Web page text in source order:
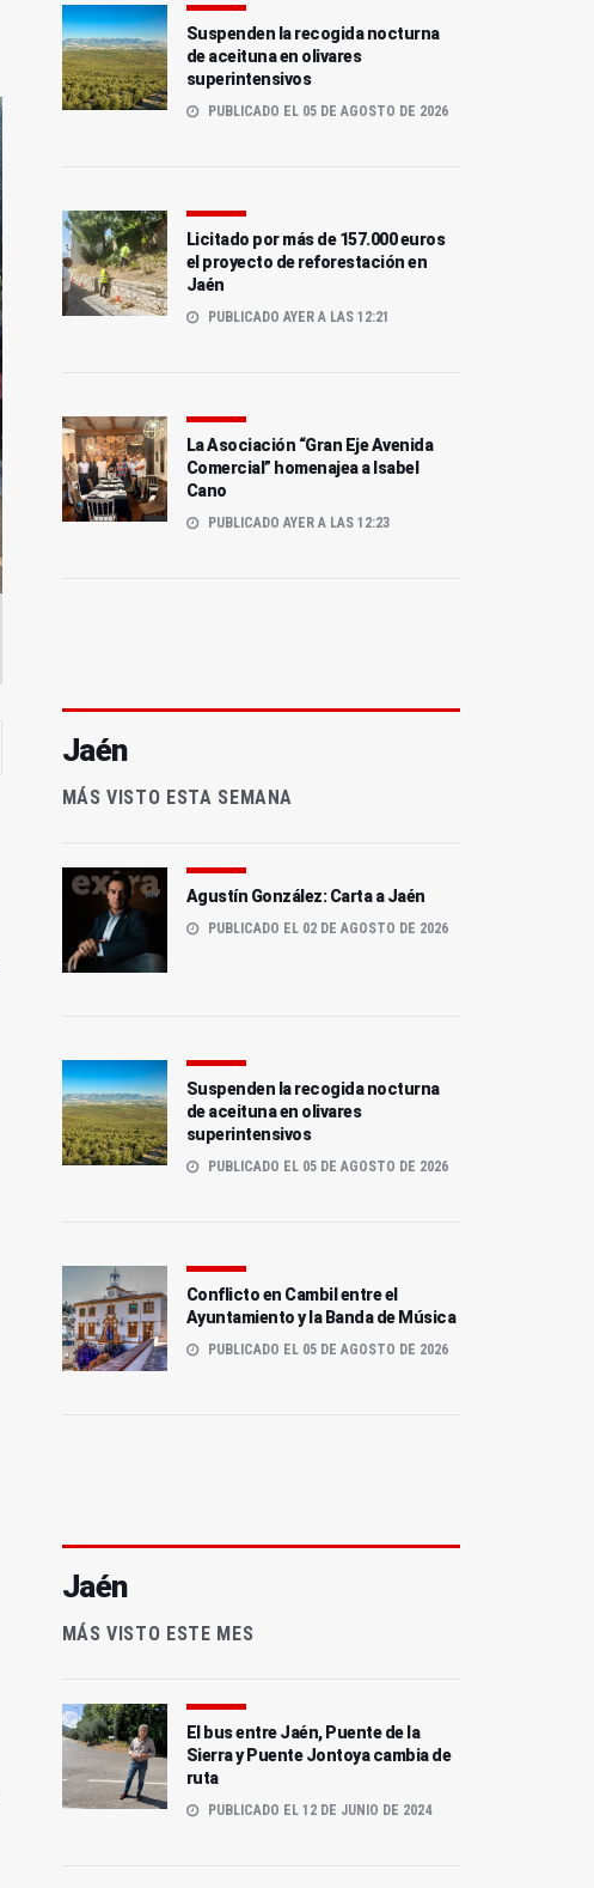
Suspenden la recogida nocturna
de aceituna en olivares
superintensivos
PUBLICADO EL 05 DE AGOSTO DE 2026
Licitado por más de 157.000 euros
el proyecto de reforestación en
Jaén
PUBLICADO AYER A LAS 12:21
La Asociación “Gran Eje Avenida
Comercial” homenajea a Isabel
Cano
PUBLICADO AYER A LAS 12:23
Jaén
MÁS VISTO ESTA SEMANA
Agustín González: Carta a Jaén
PUBLICADO EL 02 DE AGOSTO DE 2026
Suspenden la recogida nocturna
de aceituna en olivares
superintensivos
PUBLICADO EL 05 DE AGOSTO DE 2026
Conflicto en Cambil entre el
Ayuntamiento y la Banda de Música
PUBLICADO EL 05 DE AGOSTO DE 2026
Jaén
MÁS VISTO ESTE MES
El bus entre Jaén, Puente de la
Sierra y Puente Jontoya cambia de
ruta
PUBLICADO EL 12 DE JUNIO DE 2024